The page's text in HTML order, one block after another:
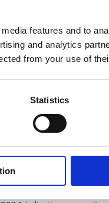
features and to
and analytics
from your use of
Statistics
in cui partecipazione
di trasformazione
il cambiamento.